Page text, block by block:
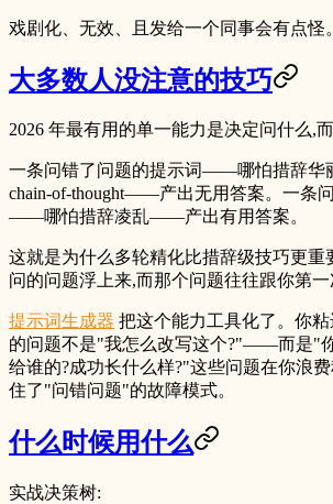
戏剧化、无效、且发给一个同事会有点怪。
大多数人没注意的技巧
2026 年最有用的单一能力是决定问什么,
一条问错了问题的提示词——哪怕措辞华
chain-of-thought——产出无用答案。一条
——哪怕措辞凌乱——产出有用答案。
这就是为什么多轮精化比措辞级技巧更重
问的问题浮上来,而那个问题往往跟你第一
提示词生成器 把这个能力工具化了。你
的问题不是"我怎么改写这个?"——而是"
给谁的?成功长什么样?"这些问题在你浪
住了"问错问题"的故障模式。
什么时候用什么
实战决策树: